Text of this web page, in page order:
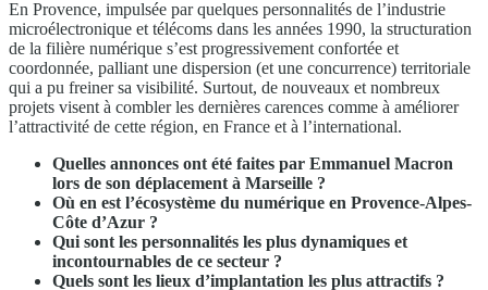
En Provence, impulsée par quelques personnalités de l’industrie
microélectronique et télécoms dans les années 1990, la structuration
de la filière numérique s’est progressivement confortée et
coordonnée, palliant une dispersion (et une concurrence) territoriale
qui a pu freiner sa visibilité. Surtout, de nouveaux et nombreux
projets visent à combler les dernières carences comme à améliorer
l’attractivité de cette région, en France et à l’international.
Quelles annonces ont été faites par Emmanuel Macron
lors de son déplacement à Marseille ?
Où en est l’écosystème du numérique en Provence-Alpes-
Côte d’Azur ?
Qui sont les personnalités les plus dynamiques et
incontournables de ce secteur ?
Quels sont les lieux d’implantation les plus attractifs ?